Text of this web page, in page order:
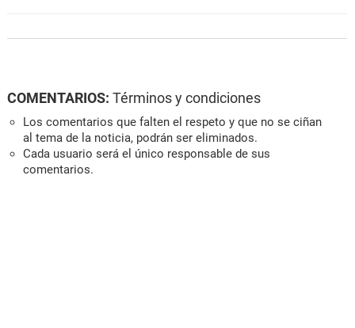
COMENTARIOS: Términos y condiciones
Los comentarios que falten el respeto y que no se ciñan
al tema de la noticia, podrán ser eliminados.
Cada usuario será el único responsable de sus
comentarios.